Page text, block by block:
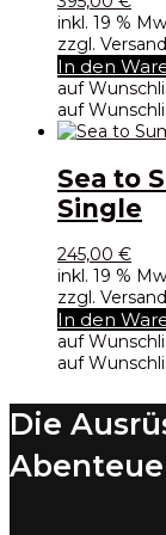
inkl. 19 %
zzgl.
In den
auf
auf
Sea to
Single
245,00 €
inkl. 19 %
zzgl.
In den
auf
auf
Die